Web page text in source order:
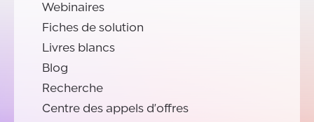
Webinaires
Fiches de solution
Livres blancs
Blog
Recherche
Centre des appels d'offres